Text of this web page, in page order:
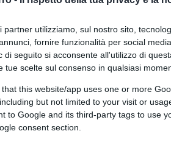
partner utilizziamo, sul nostro sito,
fornire funzionalità per social
di seguito si acconsente all'utilizzo di
tue scelte sul consenso in qualsiasi
that this website/app uses one or more
but not limited to your visit or
to Google and its third-party tags to use
consent section.
il dossier migranti e la
anche laMarina militare,
è stato protagonista di una
sarebbe ilgruppo mercenario
arrivati nel nostro Paese.
di “una nuova guerra